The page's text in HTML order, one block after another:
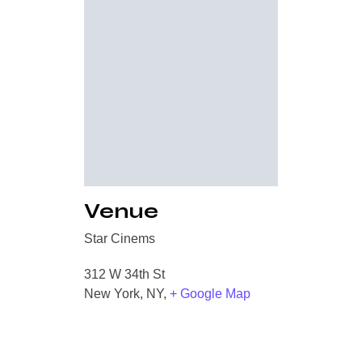
Venue
Star Cinems
312 W 34th St
New York, NY, + Google Map